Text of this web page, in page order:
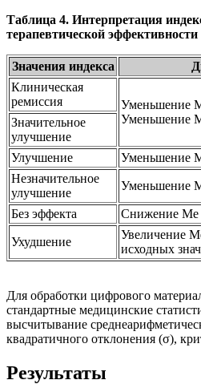
Таблица 4. Интерпретация
терапевтической эффективности
Значения индекса
Клиническая
ремиссия
Уменьшение
Уменьшение
Значительное
улучшение
Улучшение
Уменьшение
Незначительное
улучшение
Уменьшение
Без эффекта Снижение Ме
Ухудшение
Увеличение
исходных
Для обработки цифрового
стандартные медицинские
высчитывание
квадратичного отклонения (σ),
Результаты